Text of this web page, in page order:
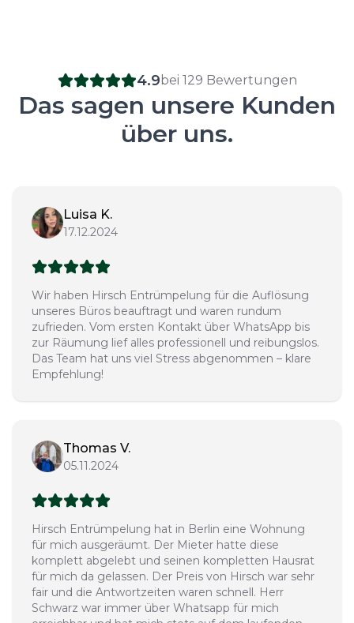
4.9 bei 129 Bewertungen
Das sagen unsere Kunden
über uns.
Luisa K.
17.12.2024
Wir haben Hirsch Entrümpelung für die Auflösung
unseres Büros beauftragt und waren rundum
zufrieden. Vom ersten Kontakt über WhatsApp bis
zur Räumung lief alles professionell und reibungslos.
Das Team hat uns viel Stress abgenommen – klare
Empfehlung!
Thomas V.
05.11.2024
Hirsch Entrümpelung hat in Berlin eine Wohnung
für mich ausgeräumt. Der Mieter hatte diese
komplett abgelebt und seinen kompletten Hausrat
für mich da gelassen. Der Preis von Hirsch war sehr
fair und die Antwortzeiten waren schnell. Herr
Schwarz war immer über Whatsapp für mich